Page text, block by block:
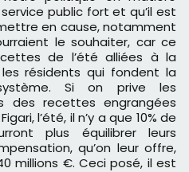
public fort et qu’il est
en cause, notamment
le souhaiter, car ce
de l’été alliées à la
résidents qui fondent la
Si on prive les
des recettes engrangées
l’été, il n’y a que 10% de
plus équilibrer leurs
qu’on leur offre,
millions €. Ceci posé, il est